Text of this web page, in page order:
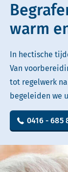
warm
In hectische
Van
tot regelwerk
begeleiden we
0416 - 685